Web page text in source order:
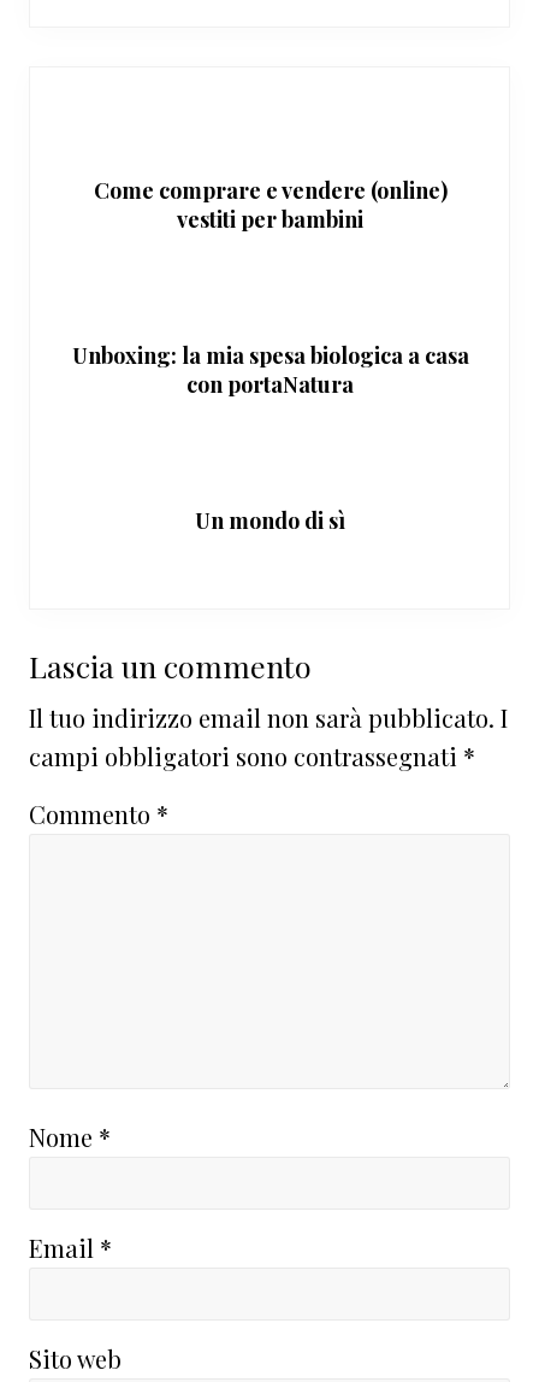
Come comprare e vendere (online)
vestiti per bambini
Unboxing: la mia spesa biologica a casa
con portaNatura
Un mondo di sì
Interazioni
del
lettore
Lascia un commento
Il tuo indirizzo email non sarà pubblicato. I
campi obbligatori sono contrassegnati *
Commento *
Nome *
Email *
Sito web